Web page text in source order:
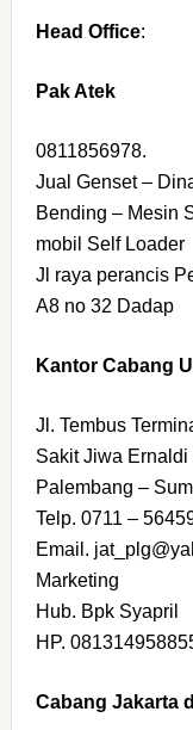
Head Office:
Pak Atek
0811856978.
Jual Genset –
Bending – Mesin
mobil Self Loader
Jl raya perancis
A8 no 32 Dadap
Kantor Cabang
Jl. Tembus
Sakit Jiwa Ernaldi
Palembang –
Telp. 0711 –
Email.
Marketing
Hub. Bpk Syapril
HP.
Cabang Jakarta